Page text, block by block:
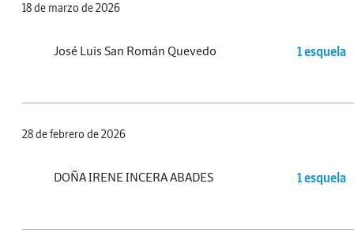
18 de marzo de 2026
José Luis San Román Quevedo 1 esquela
28 de febrero de 2026
DOÑA IRENE INCERA ABADES 1 esquela